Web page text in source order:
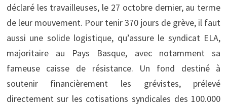
déclaré les travailleuses, le 27 octobre dernier, au terme
de leur mouvement. Pour tenir 370 jours de grève, il faut
aussi une solide logistique, qu’assure le syndicat ELA,
majoritaire au Pays Basque, avec notamment sa
fameuse caisse de résistance. Un fond destiné à
soutenir financièrement les grévistes, prélevé
directement sur les cotisations syndicales des 100.000